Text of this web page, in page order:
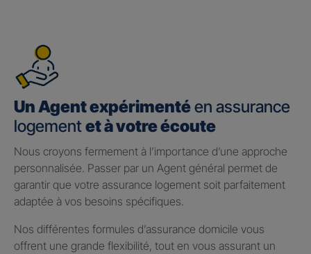
Un Agent expérimentéen assurance
logement et à votre écoute
Nous croyons fermement à l’importance d’une approche
personnalisée. Passer par un Agent général permet de
garantir que votre assurance logement soit parfaitement
adaptée à vos besoins spécifiques.
Nos différentes formules d’assurance domicile vous
offrent une grande flexibilité, tout en vous assurant un